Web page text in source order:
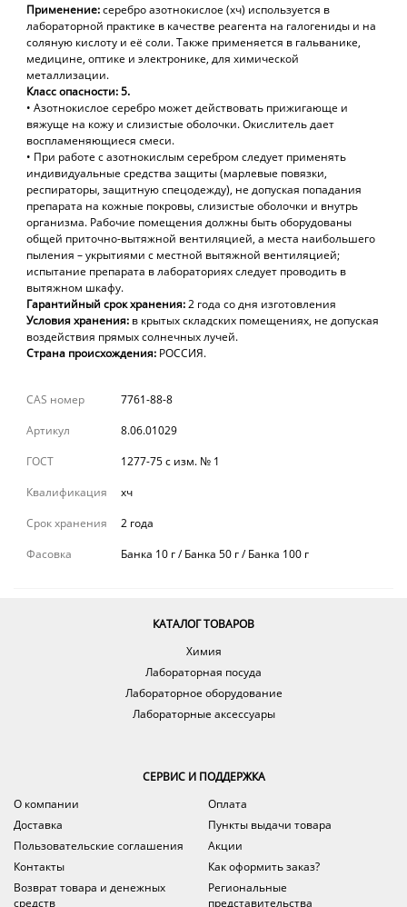
Применение:серебро азотнокислое (хч) используется в
лабораторной практике в качестве реагента на галогениды и на
соляную кислоту и её соли. Также применяется в гальванике,
медицине, оптике и электронике, для химической
металлизации.
Класс опасности: 5.
• Азотнокислое серебро может действовать прижигающе и
вяжуще на кожу и слизистые оболочки. Окислитель дает
воспламеняющиеся смеси.
• При работе с азотнокислым серебром следует применять
индивидуальные средства защиты (марлевые повязки,
респираторы, защитную спецодежду), не допуская попадания
препарата на кожные покровы, слизистые оболочки и внутрь
организма. Рабочие помещения должны быть оборудованы
общей приточно-вытяжной вентиляцией, а места наибольшего
пыления – укрытиями с местной вытяжной вентиляцией;
испытание препарата в лабораториях следует проводить в
вытяжном шкафу.
Гарантийный срокхранения:2 года содня изготовления
Условия хранения: в крытых складских помещениях, не допуская
воздействия прямых солнечных лучей.
Страна происхождения: РОССИЯ.
CAS номер
7761-88-8
Артикул
8.06.01029
ГОСТ
1277-75 с изм. № 1
Квалификация
хч
Срок хранения
2 года
Фасовка
Банка 10 г / Банка 50 г / Банка 100 г
КАТАЛОГ ТОВАРОВ
Химия
Лабораторная посуда
Лабораторное оборудование
Лабораторные аксессуары
СЕРВИС И ПОДДЕРЖКА
О компании
Оплата
Доставка
Пункты выдачи товара
Пользовательские соглашения
Акции
Контакты
Как оформить заказ?
Возврат товара и денежных
средств
Региональные
представительства